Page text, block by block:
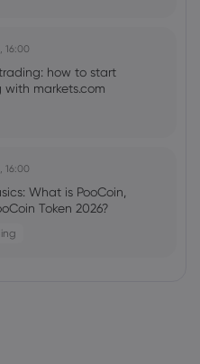
16:00
how to start
markets.com
16:00
What is PooCoin,
Token 2026?